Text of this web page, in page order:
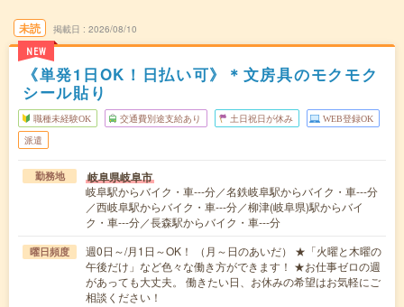
未読
NEW
掲載日 2026/08/10
《単発1日OK！日払い可》＊文房具のモクモク
シール貼り
職種未経験OK 交通費別途支給あり 土日祝日が休み WEB登録OK
派遣
勤務地 岐阜県岐阜市
岐阜駅からバイク・車---分／名鉄岐阜駅からバイク・車---分
／西岐阜駅からバイク・車---分／柳津(岐阜県)駅からバイ
ク・車---分／長森駅からバイク・車---分
曜日頻度
週0日～/月1日～OK！ （月～日のあいだ） ★「火曜と木曜の
午後だけ」など色々な働き方ができます！ ★お仕事ゼロの週
があっても大丈夫。 働きたい日、お休みの希望はお気軽にご
相談ください！